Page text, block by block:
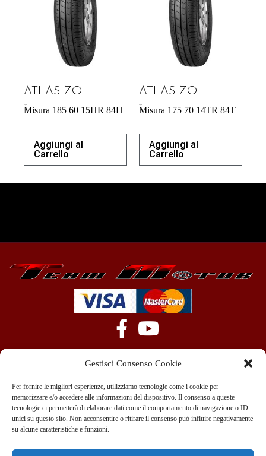
Gestisci Consenso Cookie
Per fornire le migliori esperienze, utilizziamo tecnologie come i cookie per
memorizzare e/o accedere alle informazioni del dispositivo. Il consenso a queste
tecnologie ci permetterà di elaborare dati come il comportamento di navigazione o ID
unici su questo sito. Non acconsentire o ritirare il consenso può influire negativamente
su alcune caratteristiche e funzioni.
ATLAS ZO
Misura 185 60 15HR 84H
Aggiungi al
Carrello
ATLAS ZO
Misura 175 70 14TR 84T
Aggiungi al
Carrello
+39 351 970 89 33
info@teammotor.it